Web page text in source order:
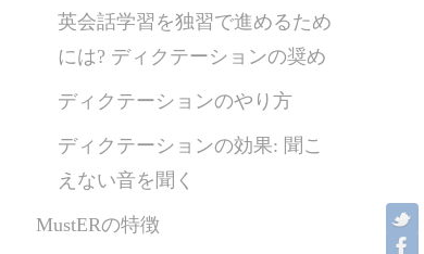
英会話学習を独習で進めるため
には? ディクテーションの奨め
ディクテーションのやり方
ディクテーションの効果: 聞こ
えない音を聞く
MustERの特徴